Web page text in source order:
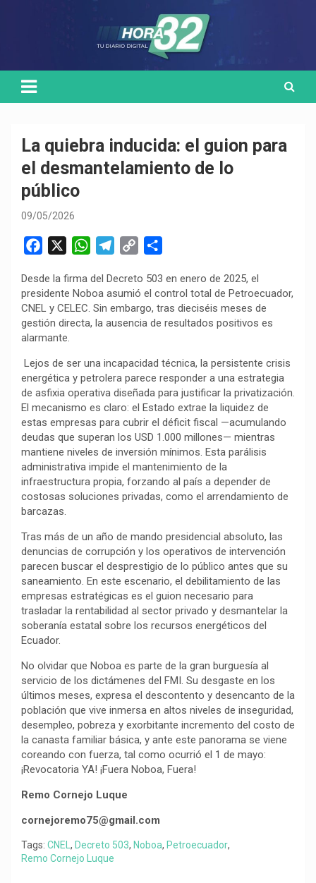
‎La quiebra inducida: el guion para
el desmantelamiento de lo
público
09/05/2026
c
e
b
o
k
W
a
t
s
p
l
e
g
m
p
y
L
k
m
p
a
i
r
Desde la firma del Decreto 503 en enero de 2025, el
presidente Noboa asumió el control total de Petroecuador,
CNEL y CELEC. Sin embargo, tras dieciséis meses de
gestión directa, la ausencia de resultados positivos es
alarmante.
‎‎ Lejos de ser una incapacidad técnica, la persistente crisis
energética y petrolera parece responder a una estrategia
de asfixia operativa diseñada para justificar la privatización.
El mecanismo es claro: el Estado extrae la liquidez de
estas empresas para cubrir el déficit fiscal —acumulando
deudas que superan los USD 1.000 millones— mientras
mantiene niveles de inversión mínimos. Esta parálisis
administrativa impide el mantenimiento de la
infraestructura propia, forzando al país a depender de
costosas soluciones privadas, como el arrendamiento de
barcazas.
‎‎Tras más de un año de mando presidencial absoluto, las
denuncias de corrupción y los operativos de intervención
parecen buscar el desprestigio de lo público antes que su
saneamiento. En este escenario, el debilitamiento de las
empresas estratégicas es el guion necesario para
trasladar la rentabilidad al sector privado y desmantelar la
soberanía estatal sobre los recursos energéticos del
Ecuador.
‎‎No olvidar que Noboa es parte de la gran burguesía al
servicio de los dictámenes del FMI. Su desgaste en los
últimos meses, expresa el descontento y desencanto de la
población que vive inmersa en altos niveles de inseguridad,
desempleo, pobreza y exorbitante incremento del costo de
la canasta familiar básica, y ante este panorama se viene
coreando con fuerza, tal como ocurrió el 1 de mayo:
¡Revocatoria YA! ¡Fuera Noboa, Fuera!
Remo Cornejo Luque
‎‎cornejoremo75@gmail.com
Tags: CNEL , Decreto 503, Noboa, Petroecuador,
Remo Cornejo Luque